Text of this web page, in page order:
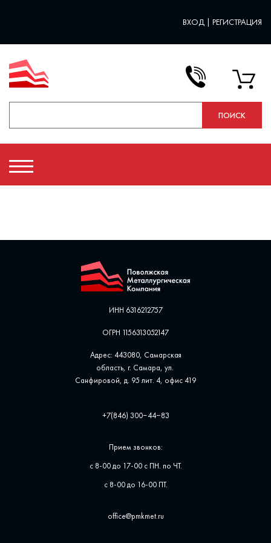
ВХОД | РЕГИСТРАЦИЯ
ИНН 6316212757
ОГРН 1156313052147
Адрес: 443080, Самарская
область, г. Самара, ул. ​
Санфировой, д. 95 лит. 4, офис ​419
+7(846) 300‒44‒83
Прием звонков:
с 8-00 до 17-00 с ПН. по ЧТ.
с 8-00 до 16-00 ПТ.
office@pmkmet.ru